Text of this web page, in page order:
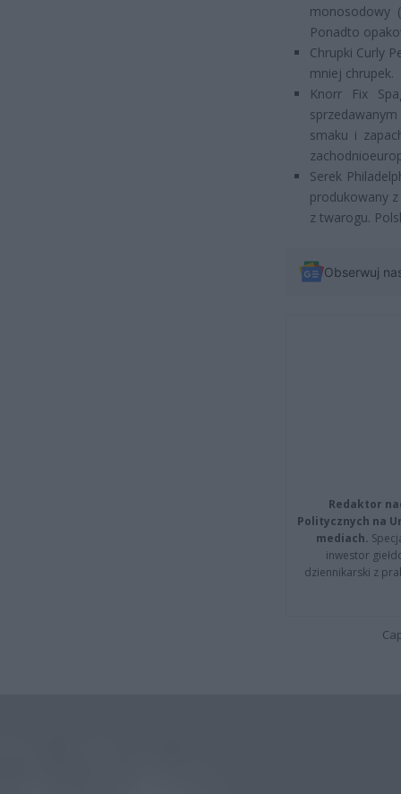
monosodowy
Ponadto
Chrupki Curly
mniej chrupek.
Knorr Fix
smaku i
Serek
produkowany
z twarogu.
Obserwuj
Redaktor
Politycznych na
mediach.
inwestor
dziennikarski z